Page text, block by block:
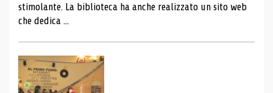
stimolante. La biblioteca ha anche realizzato un sito web
che dedica ...